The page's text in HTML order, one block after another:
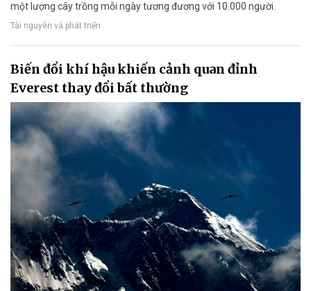
một lượng cây trồng mỗi ngày tương đương với 10.000 người.
Tài nguyên và phát triển
Biến đổi khí hậu khiến cảnh quan đỉnh
Everest thay đổi bất thường